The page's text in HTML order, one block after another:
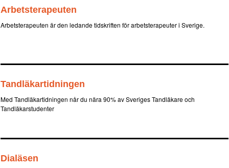
Arbetsterapeuten
Arbetsterapeuten är den ledande tidskriften för arbetsterapeuter i Sverige.
Tandläkartidningen
Med Tandläkartidningen når du nära 90% av Sveriges Tandläkare och
Tandläkarstudenter
Dialäsen